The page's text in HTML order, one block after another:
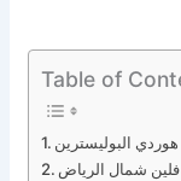
Table of
شمال الرياض